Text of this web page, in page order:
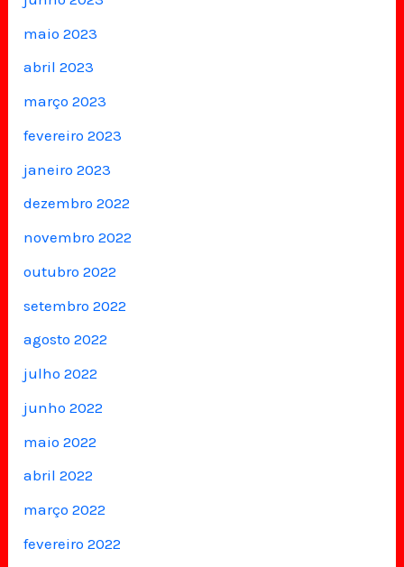
maio 2023
abril 2023
março 2023
fevereiro 2023
janeiro 2023
dezembro 2022
novembro 2022
outubro 2022
setembro 2022
agosto 2022
julho 2022
junho 2022
maio 2022
abril 2022
março 2022
fevereiro 2022